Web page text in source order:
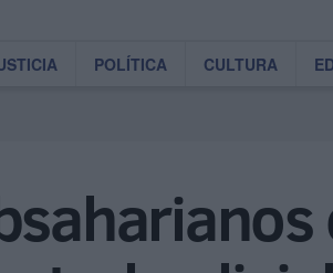
POLÍTICA CULTURA